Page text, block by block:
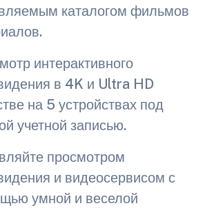
каталогом фильмов
интерактивного
в 4K и Ultra HD
на 5 устройствах под
учетной записью.
просмотром
и видеосервисом с
умной и веселой